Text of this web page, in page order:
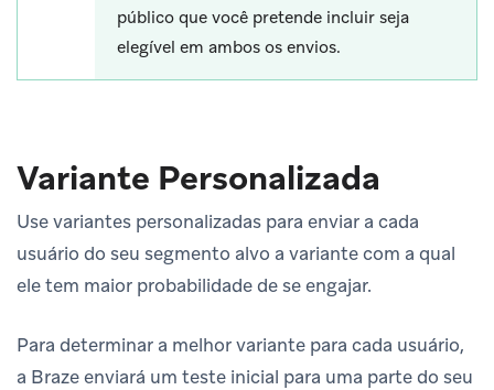
público que você pretende incluir seja
elegível em ambos os envios.
Variante Personalizada
Use variantes personalizadas para enviar a cada
usuário do seu segmento alvo a variante com a qual
ele tem maior probabilidade de se engajar.
Para determinar a melhor variante para cada usuário,
a Braze enviará um teste inicial para uma parte do seu